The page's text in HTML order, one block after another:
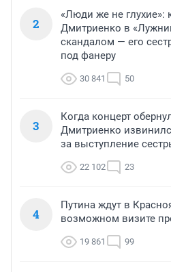
2
«Люди же не глухие»:
Дмитриенко в
скандалом — его
под фанеру
30 841 50
3
Когда концерт
Дмитриенко
за выступление
22 102 23
4
Путина ждут в
возможном визите
19 861 99